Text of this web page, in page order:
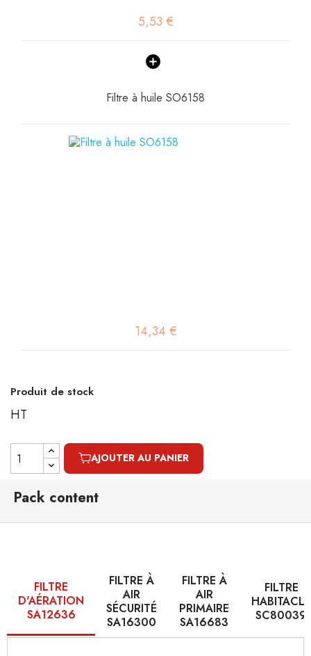
5,53 €
Filtre à huile SO6158
14,34 €
Produit de stock
HT
AJOUTER AU PANIER
Pack content
FILTRE
D'AÉRATION
SA12636
FILTRE À
AIR
SÉCURITÉ
SA16300
FILTRE À
AIR
PRIMAIRE
SA16683
FILTRE
HABITACLE
SC80039